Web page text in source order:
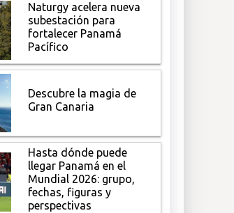
Naturgy acelera nueva
subestación para
fortalecer Panamá
Pacífico
Descubre la magia de
Gran Canaria
Hasta dónde puede
llegar Panamá en el
Mundial 2026: grupo,
fechas, figuras y
perspectivas